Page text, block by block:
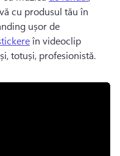
cu produsul tău în
ușor de
în videoclip
totuși, profesionistă.